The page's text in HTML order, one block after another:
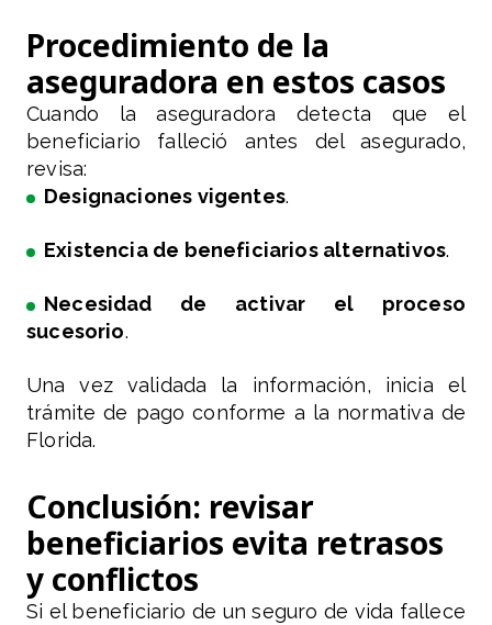
Procedimiento de la
aseguradora en estos casos
Cuando la aseguradora detecta que el
beneficiario falleció antes del asegurado,
revisa:
Designaciones vigentes.
Existencia de beneficiarios alternativos.
Necesidad de activar el proceso
sucesorio.
Una vez validada la información, inicia el
trámite de pago conforme a la normativa de
Florida.
Conclusión: revisar
beneficiarios evita retrasos
y conflictos
Si el beneficiario de un seguro de vida fallece